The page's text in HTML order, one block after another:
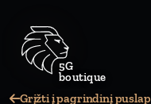
Grįžti į pagrindinį